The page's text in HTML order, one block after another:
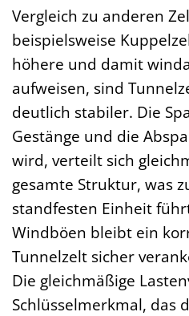
Vergleich zu anderen
beispielsweise
höhere und damit
aufweisen, sind
deutlich stabiler. Die
Gestänge und die
wird, verteilt sich
gesamte Struktur, was
standfesten Einheit
Windböen bleibt ein
Tunnelzelt sicher
Die gleichmäßige
Schlüsselmerkmal, das